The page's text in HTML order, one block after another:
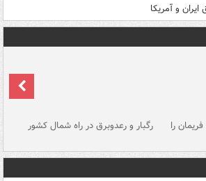
و آمریکا
را رگبار و رعدوبرق در راه شمال کشور